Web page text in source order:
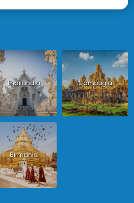
Thailandia Cambogia
Birmania